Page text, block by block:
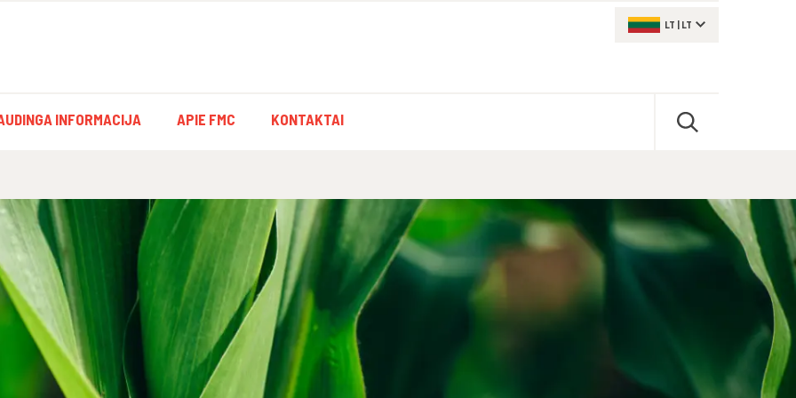
LT | LT
INFORMACIJA APIE FMC KONTAKTAI